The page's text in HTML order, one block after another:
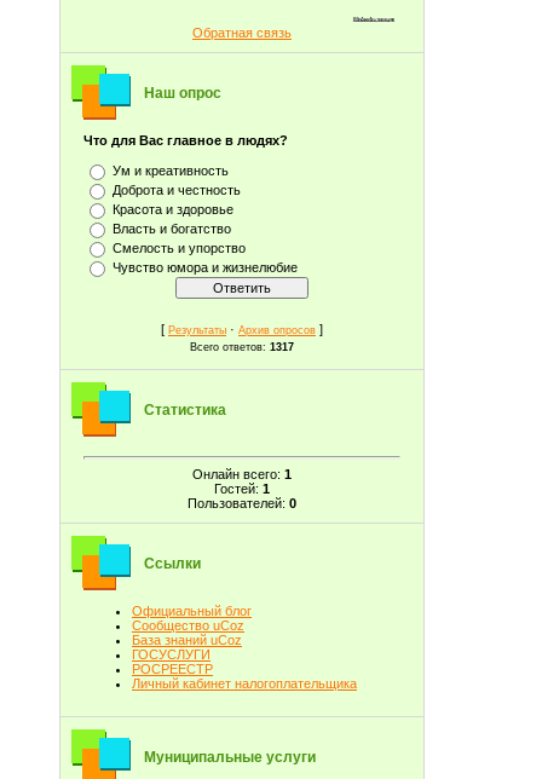
Обратная связь
Наш опрос
Что для Вас главное в людях?
Ум и креативность
Доброта и честность
Красота и здоровье
Власть и богатство
Смелость и упорство
Чувство юмора и жизнелюбие
[ Результаты · Архив опросов ]
Всего ответов: 1317
Статистика
Онлайн всего: 1
Гостей: 1
Пользователей: 0
Ссылки
Официальный блог
Сообщество uCoz
База знаний uCoz
ГОСУСЛУГИ
РОСРЕЕСТР
Личный кабинет налогоплательщика
Муниципальные услуги